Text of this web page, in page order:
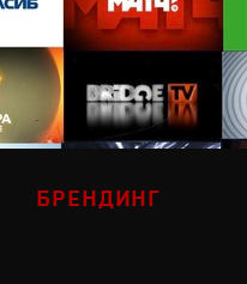
БРЕНДИНГ